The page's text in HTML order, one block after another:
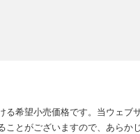
希望小売価格です。当ウェ
とがございますので、あらか